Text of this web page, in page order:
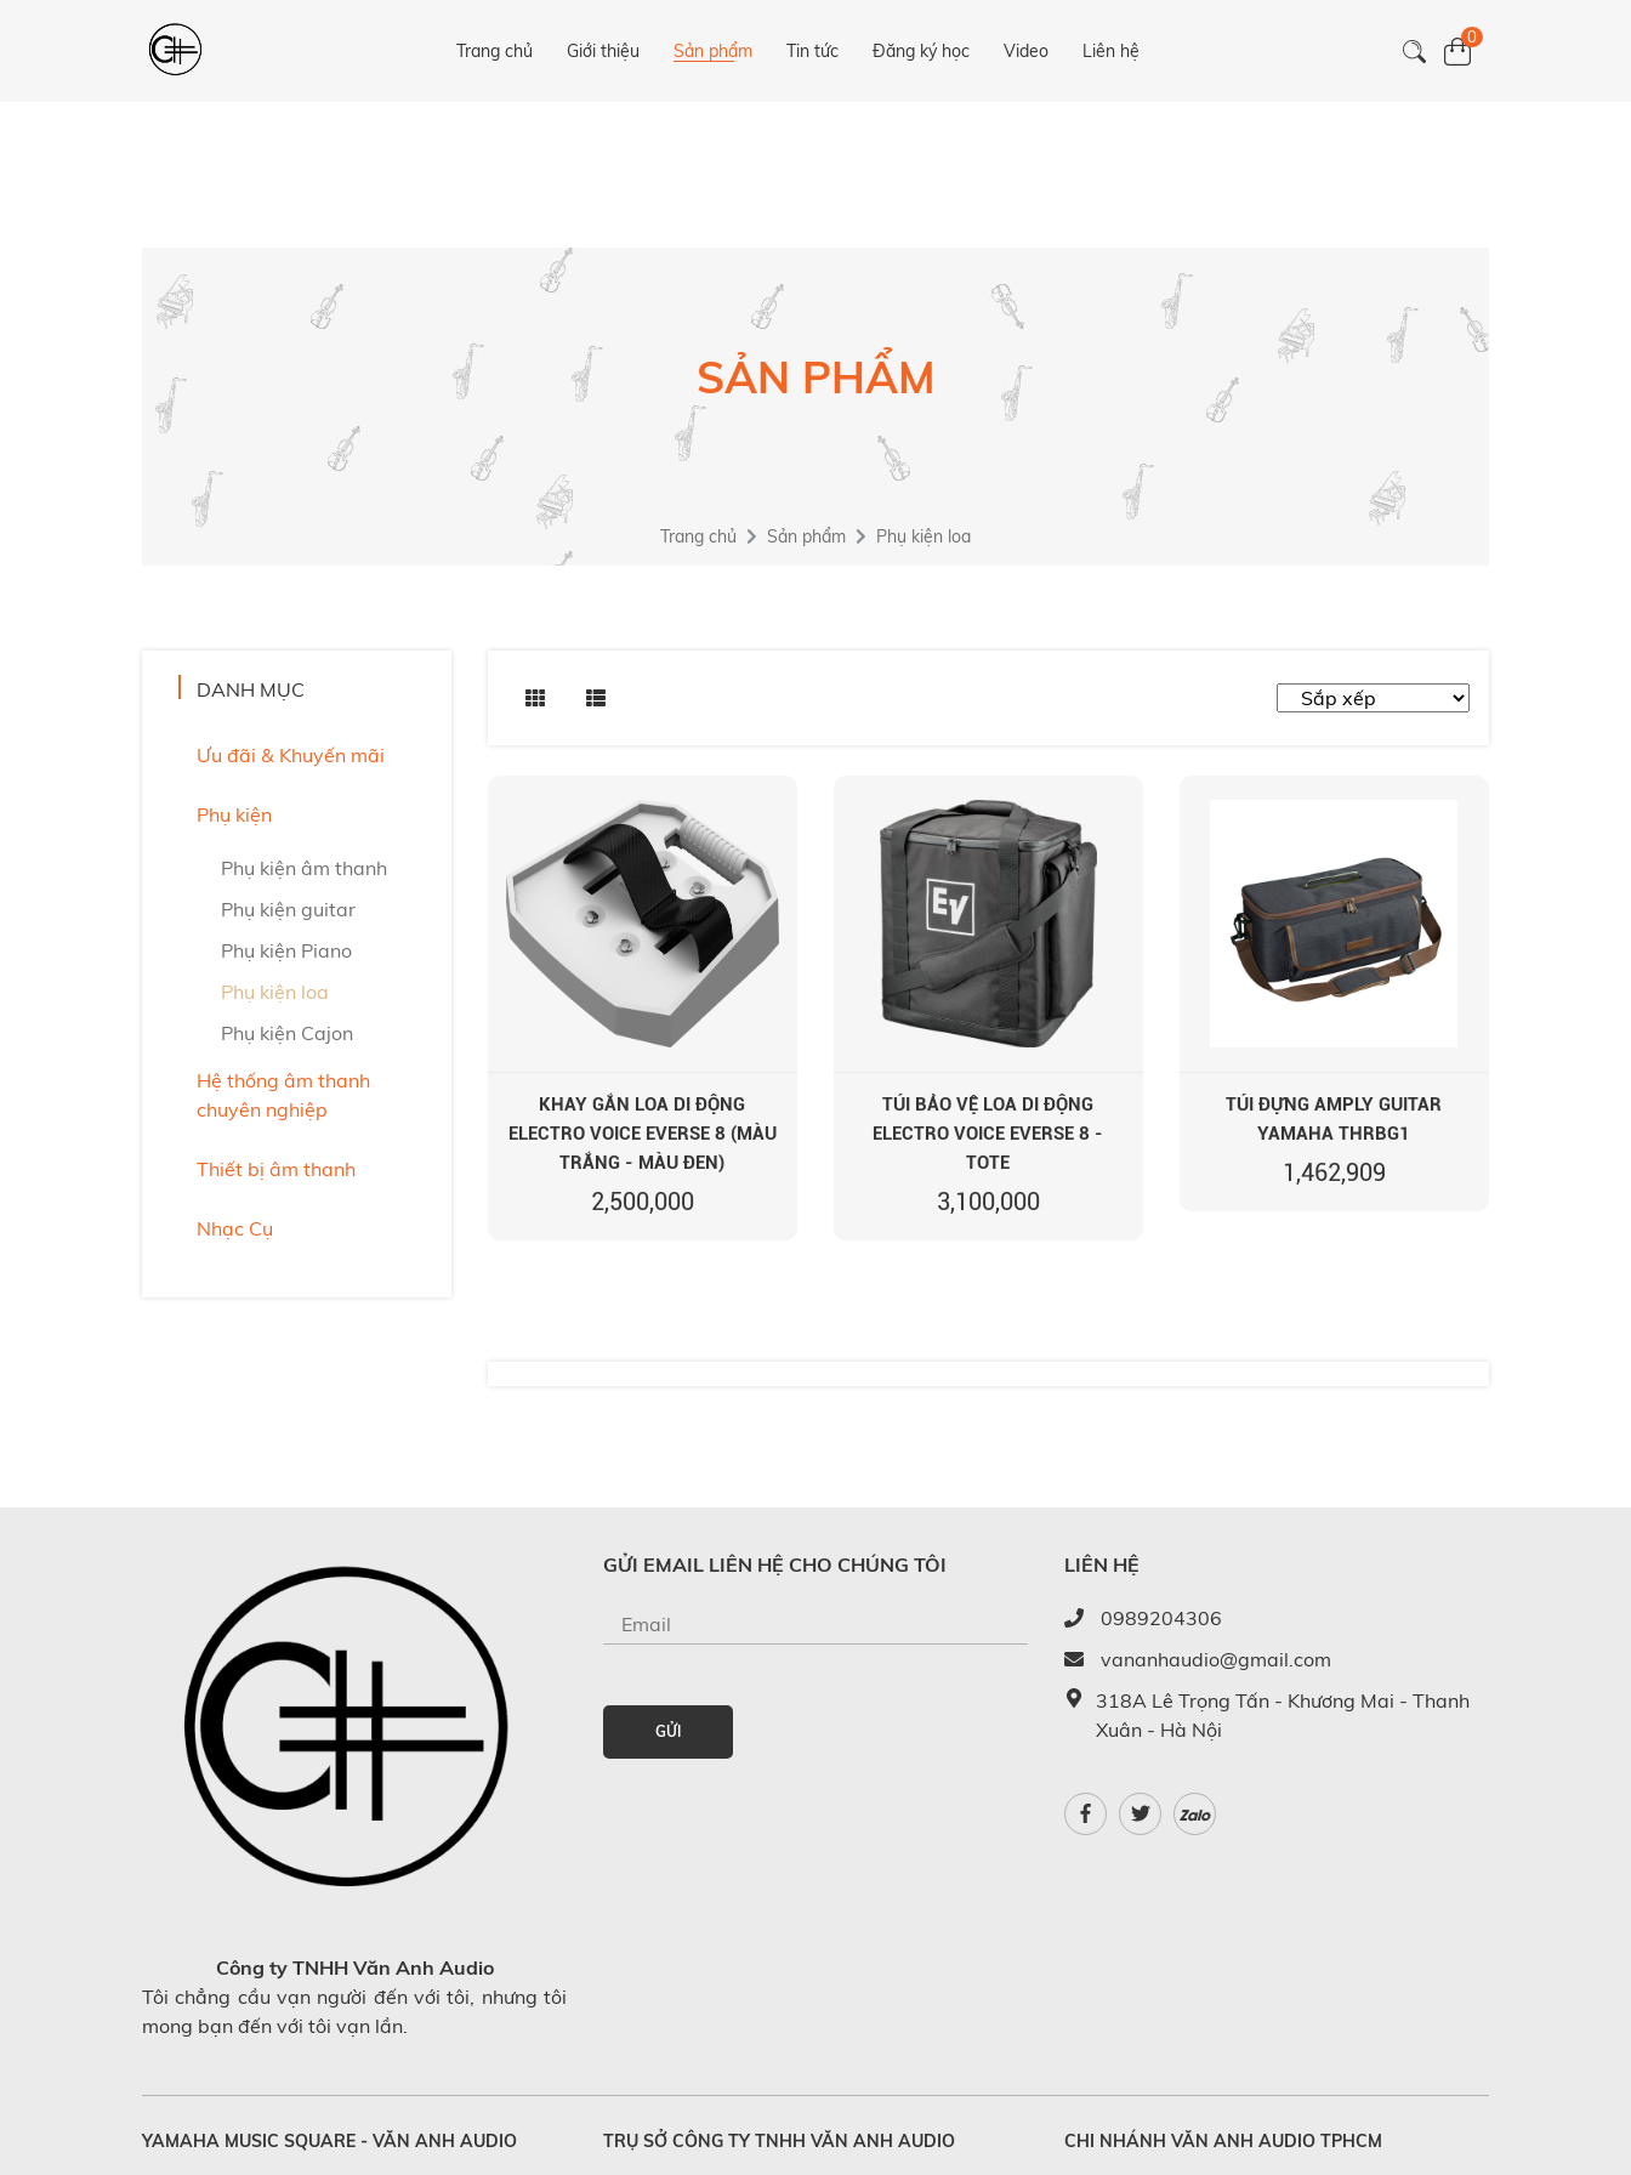
Trang chủ Giới thiệu Sản phẩm Tin tức Đăng ký học Video Liên hệ
0
SẢN PHẨM
Trang chủ Sản phẩm Phụ kiện loa
DANH MỤC
Ưu đãi & Khuyến mãi
Phụ kiện
Phụ kiện âm thanh
Phụ kiện guitar
Phụ kiện Piano
Phụ kiện loa
Phụ kiện Cajon
Hệ thống âm thanh
chuyên nghiệp
Thiết bị âm thanh
Nhạc Cụ
KHAY GẮN LOA DI ĐỘNG
ELECTRO VOICE EVERSE 8 (MÀU
TRẮNG - MÀU ĐEN)
2,500,000
TÚI BẢO VỆ LOA DI ĐỘNG
ELECTRO VOICE EVERSE 8 -
TOTE
3,100,000
TÚI ĐỰNG AMPLY GUITAR
YAMAHA THRBG1
1,462,909
Công ty TNHH Văn Anh Audio
Tôi chẳng cầu vạn người đến với tôi, nhưng tôi
mong bạn đến với tôi vạn lần.
GỬI EMAIL LIÊN HỆ CHO CHÚNG TÔI
GỬI
LIÊN HỆ
0989204306
vananhaudio@gmail.com
318A Lê Trọng Tấn - Khương Mai - Thanh
Xuân - Hà Nội
Zalo
YAMAHA MUSIC SQUARE - VĂN ANH AUDIO TRỤ SỞ CÔNG TY TNHH VĂN ANH AUDIO CHI NHÁNH VĂN ANH AUDIO TPHCM